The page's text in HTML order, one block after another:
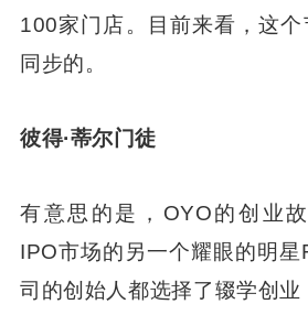
100家门店。目前来看，这
同步的。
彼得·蒂尔门徒
有意思的是，OYO的创业
IPO市场的另一个耀眼的明
司的创始人都选择了辍学创业